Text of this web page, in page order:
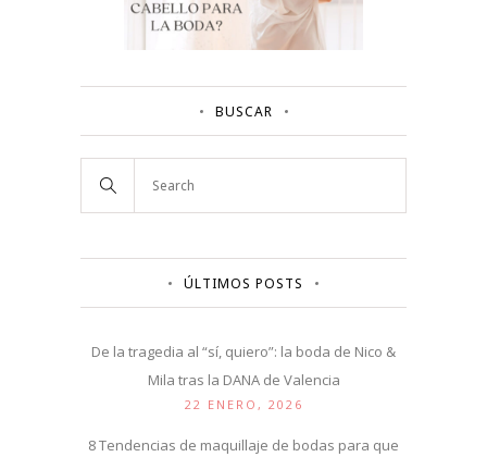
BUSCAR
ÚLTIMOS POSTS
De la tragedia al “sí, quiero”: la boda de Nico &
Mila tras la DANA de Valencia
22 ENERO, 2026
8 Tendencias de maquillaje de bodas para que